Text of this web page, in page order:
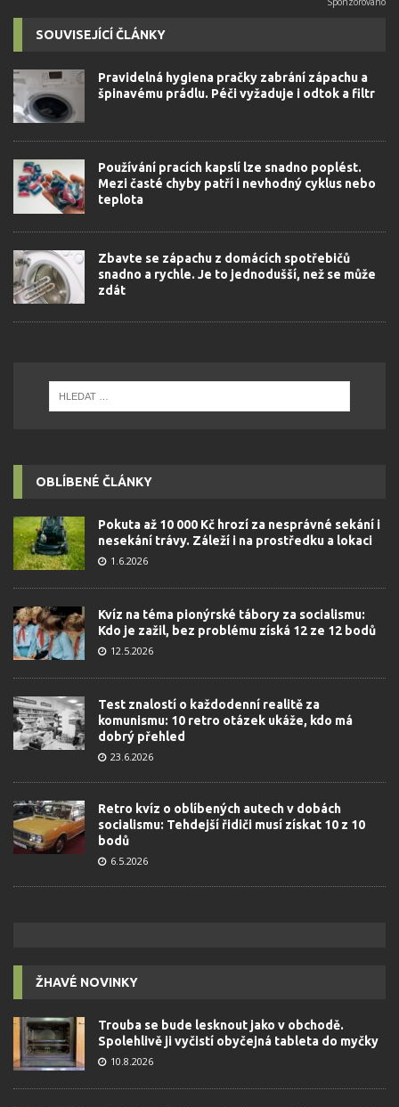
SOUVISEJÍCÍ ČLÁNKY
Pravidelná hygiena pračky zabrání zápachu a
špinavému prádlu. Péči vyžaduje i odtok a filtr
Používání pracích kapslí lze snadno poplést.
Mezi časté chyby patří i nevhodný cyklus nebo
teplota
Zbavte se zápachu z domácích spotřebičů
snadno a rychle. Je to jednodušší, než se může
zdát
OBLÍBENÉ ČLÁNKY
Pokuta až 10 000 Kč hrozí za nesprávné sekání i
nesekání trávy. Záleží i na prostředku a lokaci
1.6.2026
Kvíz na téma pionýrské tábory za socialismu:
Kdo je zažil, bez problému získá 12 ze 12 bodů
12.5.2026
Test znalostí o každodenní realitě za
komunismu: 10 retro otázek ukáže, kdo má
dobrý přehled
23.6.2026
Retro kvíz o oblíbených autech v dobách
socialismu: Tehdejší řidiči musí získat 10 z 10
bodů
6.5.2026
ŽHAVÉ NOVINKY
Trouba se bude lesknout jako v obchodě.
Spolehlivě ji vyčistí obyčejná tableta do myčky
10.8.2026